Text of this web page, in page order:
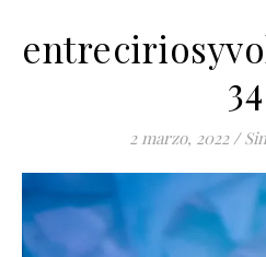
34
2 marzo, 2022 /